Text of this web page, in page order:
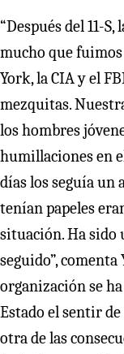
“Después del 11-
mucho que
York, la CIA y el
mezquitas.
los hombres
humillaciones en
días los seguía un
tenían papeles
situación. Ha sido
seguido”,
organización se
Estado el sentir
otra de las